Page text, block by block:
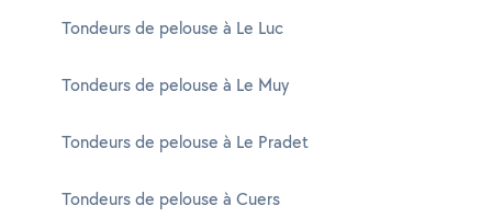
Tondeurs de pelouse à Le Luc
Tondeurs de pelouse à Le Muy
Tondeurs de pelouse à Le Pradet
Tondeurs de pelouse à Cuers